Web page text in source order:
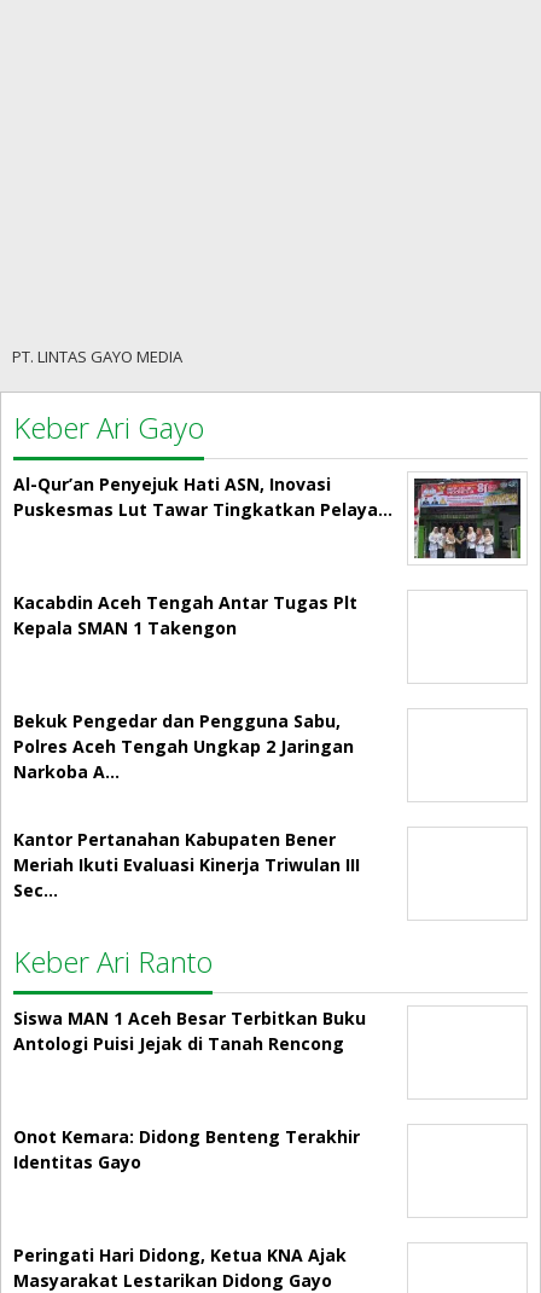
PT. LINTAS GAYO MEDIA
Keber Ari Gayo
Al-Qur’an Penyejuk Hati ASN, Inovasi
Puskesmas Lut Tawar Tingkatkan Pelaya…
Kacabdin Aceh Tengah Antar Tugas Plt
Kepala SMAN 1 Takengon
Bekuk Pengedar dan Pengguna Sabu,
Polres Aceh Tengah Ungkap 2 Jaringan
Narkoba A…
Kantor Pertanahan Kabupaten Bener
Meriah Ikuti Evaluasi Kinerja Triwulan III
Sec…
Keber Ari Ranto
Siswa MAN 1 Aceh Besar Terbitkan Buku
Antologi Puisi Jejak di Tanah Rencong
Onot Kemara: Didong Benteng Terakhir
Identitas Gayo
Peringati Hari Didong, Ketua KNA Ajak
Masyarakat Lestarikan Didong Gayo